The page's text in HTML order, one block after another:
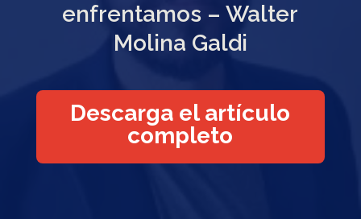
enfrentamos – Walter
Molina Galdi
Descarga el artículo
completo